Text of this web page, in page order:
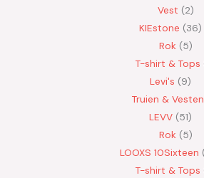
Vest
2
KIEstone
36
Rok 5
T-shirt & Tops
Levi's
9
Truien & Vesten
LEVV 51
Rok 5
LOOXS 10Sixteen
T-shirt & Tops